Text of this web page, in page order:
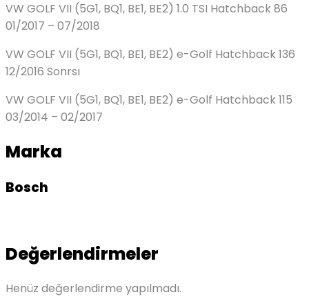
VW GOLF VII (5G1, BQ1, BE1, BE2) 1.0 TSI Hatchback 86
01/2017 – 07/2018
VW GOLF VII (5G1, BQ1, BE1, BE2) e-Golf Hatchback 136
12/2016 Sonrsı
VW GOLF VII (5G1, BQ1, BE1, BE2) e-Golf Hatchback 115
03/2014 – 02/2017
Marka
Bosch
Değerlendirmeler
Henüz değerlendirme yapılmadı.